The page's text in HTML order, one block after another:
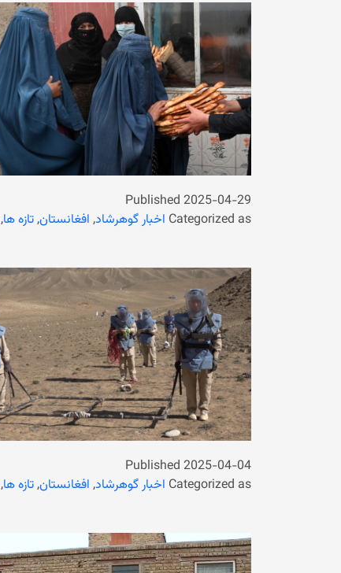
Published 2025-04-29
Categorized as اخبار گوهرشاد, افغانستان,تازه ها,
Published 2025-04-04
Categorized as اخبار گوهرشاد, افغانستان,تازه ها,